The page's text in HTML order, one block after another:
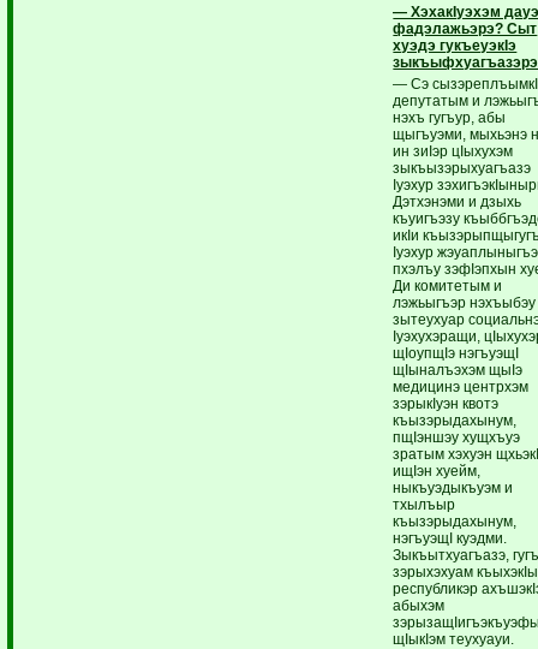
— ХэхакIуэхэм
фадэлажьэрэ? Сыт
хуэдэ гукъеуэкIэ
— Сэ
депутатым и
нэхъ гугъур, абы
щыгъуэми, мыхьэнэ
ин зиIэр цIыхухэм
зыкъызэрыхуагъазэ
Iуэхур
Дэтхэнэми и дзыхь
къуигъэзу
икIи
Iуэхур жэуаплыныгъэ
пхэлъу зэфIэпхын
Ди комитетым и
лэжьыгъэр нэхъыбэу
зытеухуар
Iуэхухэращи,
щIоупщIэ нэгъуэщI
щIыналъэхэм щыIэ
медицинэ центрхэм
зэрыкIуэн квотэ
къызэрыдахынум,
пщIэншэу хущхъуэ
зратым хэхуэн
ищIэн хуейм,
ныкъуэдыкъуэм и
тхылъыр
къызэрыдахынум,
нэгъуэщI куэдми.
Зыкъытхуагъазэ,
зэрыхэхуам
республикэр
абыхэм
щIыкIэм теухуауи.